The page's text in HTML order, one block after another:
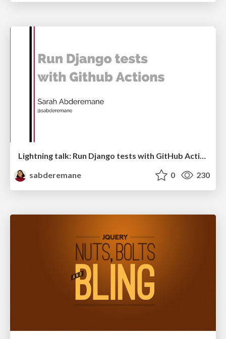
Lightning talk: Run Django tests with GitHub Actions
sabderemane
0 230